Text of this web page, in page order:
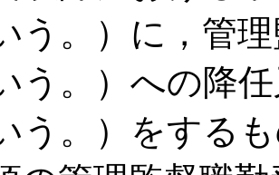
う。）に，管
う。）への降
う。）をする